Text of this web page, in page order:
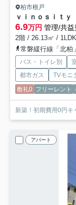
柏市根戸
ｖｉｎｏｓｉｔ
6.9万円 管理/共
2階 / 26.13㎡ /
常磐緩行線「北柏
バス・トイレ別
都市ガス
TVモニ
敷礼0 フリーレント
新築！初期費用0円キ
アパート